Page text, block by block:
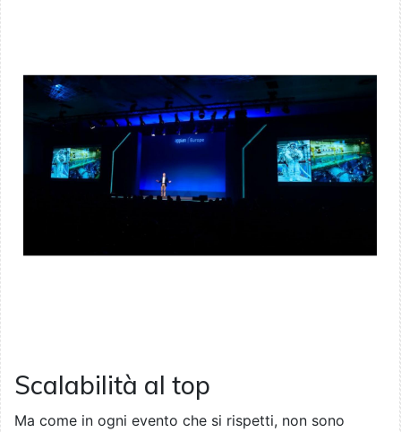
Scalabilità al top
Ma come in ogni evento che si rispetti, non sono